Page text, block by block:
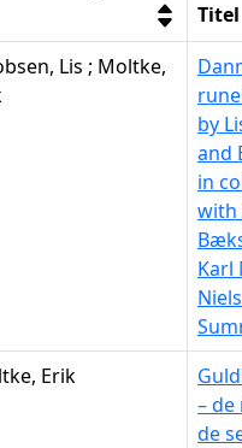
Titel
Lis ; Moltke,
by
and
in
with
Karl
Erik
–
de